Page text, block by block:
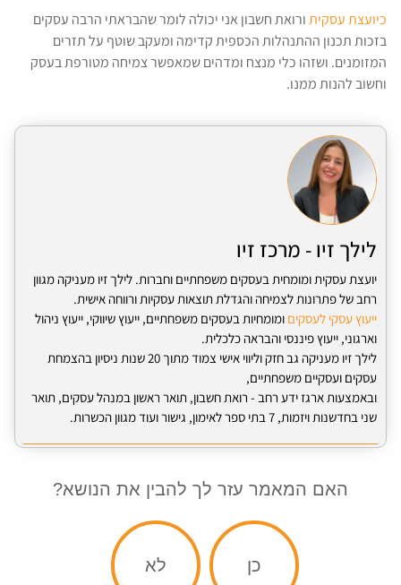
כיועצת עסקיתורואת חשבון אני יכולה לומר שהבראתי הרבה עסקים
בזכות תכנון ההתנהלות הכספית קדימה ומעקב שוטף על תזרים
המזומנים. ושזהו כלי מנצח ומדהים שמאפשר צמיחה מטורפת בעסק
וחשוב להנות ממנו.
לילך זיו - מרכז זיו
יועצת עסקית ומומחית בעסקים משפחתיים וחברות. לילך זיו מעניקה מגוון
רחב של פתרונות לצמיחה והגדלת תוצאות עסקיות ורווחה אישית.
ייעוץ עסקי לעסקים ומומחיות בעסקים משפחתיים, ייעוץ שיווקי, ייעוץ ניהול
וארגוני, ייעוץ פיננסי והבראה כלכלית.
לילך זיו מעניקה גב חזק וליווי אישי צמוד מתוך 20 שנות ניסיון בהצמחת
עסקים ועסקיים משפחתיים,
ובאמצעות ארגז ידע רחב - רואת חשבון, תואר ראשון במנהל עסקים, תואר
שני בחדשנות ויזמות, 7 בתי ספר לאימון, גישור ועוד מגוון הכשרות.
האם המאמר עזר לך להבין את הנושא?
כן לא